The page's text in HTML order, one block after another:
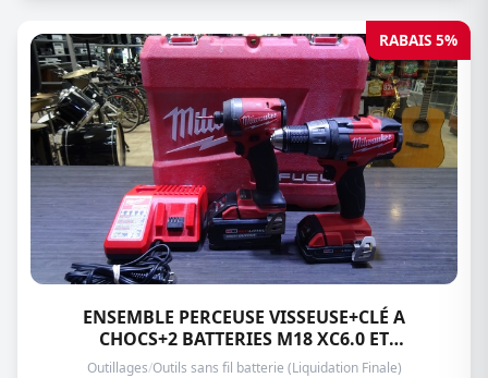
RABAIS 5%
ENSEMBLE PERCEUSE VISSEUSE+CLÉ A
CHOCS+2 BATTERIES M18 XC6.0 ET
1.5AH+CHARGEUR MILWAUKEE 2953-20/2703-
Outillages/Outils sans fil batterie (Liquidation Finale)